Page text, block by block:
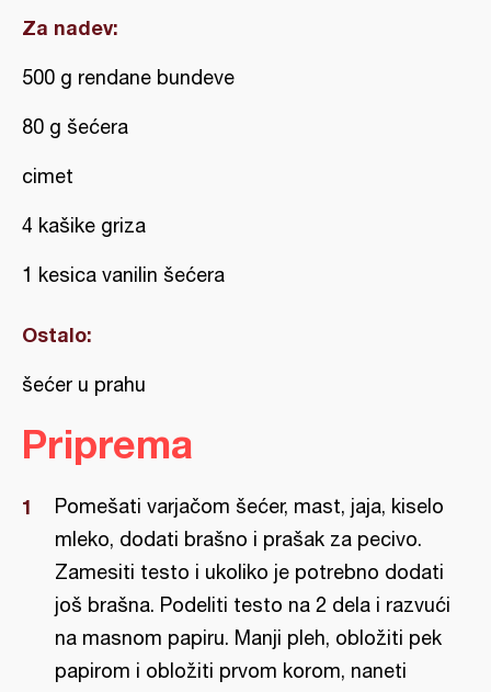
Za nadev:
500 g rendane bundeve
80 g šećera
cimet
4 kašike griza
1 kesica vanilin šećera
Ostalo:
šećer u prahu
Priprema
Pomešati varjačom šećer, mast, jaja, kiselo
mleko, dodati brašno i prašak za pecivo.
Zamesiti testo i ukoliko je potrebno dodati
još brašna. Podeliti testo na 2 dela i razvući
na masnom papiru. Manji pleh, obložiti pek
papirom i obložiti prvom korom, naneti